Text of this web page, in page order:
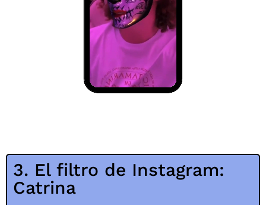
3. El filtro de Instagram:
Catrina